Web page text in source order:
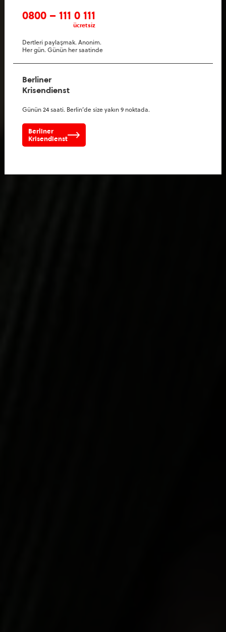
0800 – 111 0 111
ücretsiz
Dertleri paylaşmak. Anonim.
Her gün. Günün her saatinde
Berliner
Krisendienst
Günün 24 saati. Berlin’de size yakın 9 noktada.
Berliner
Krisendienst